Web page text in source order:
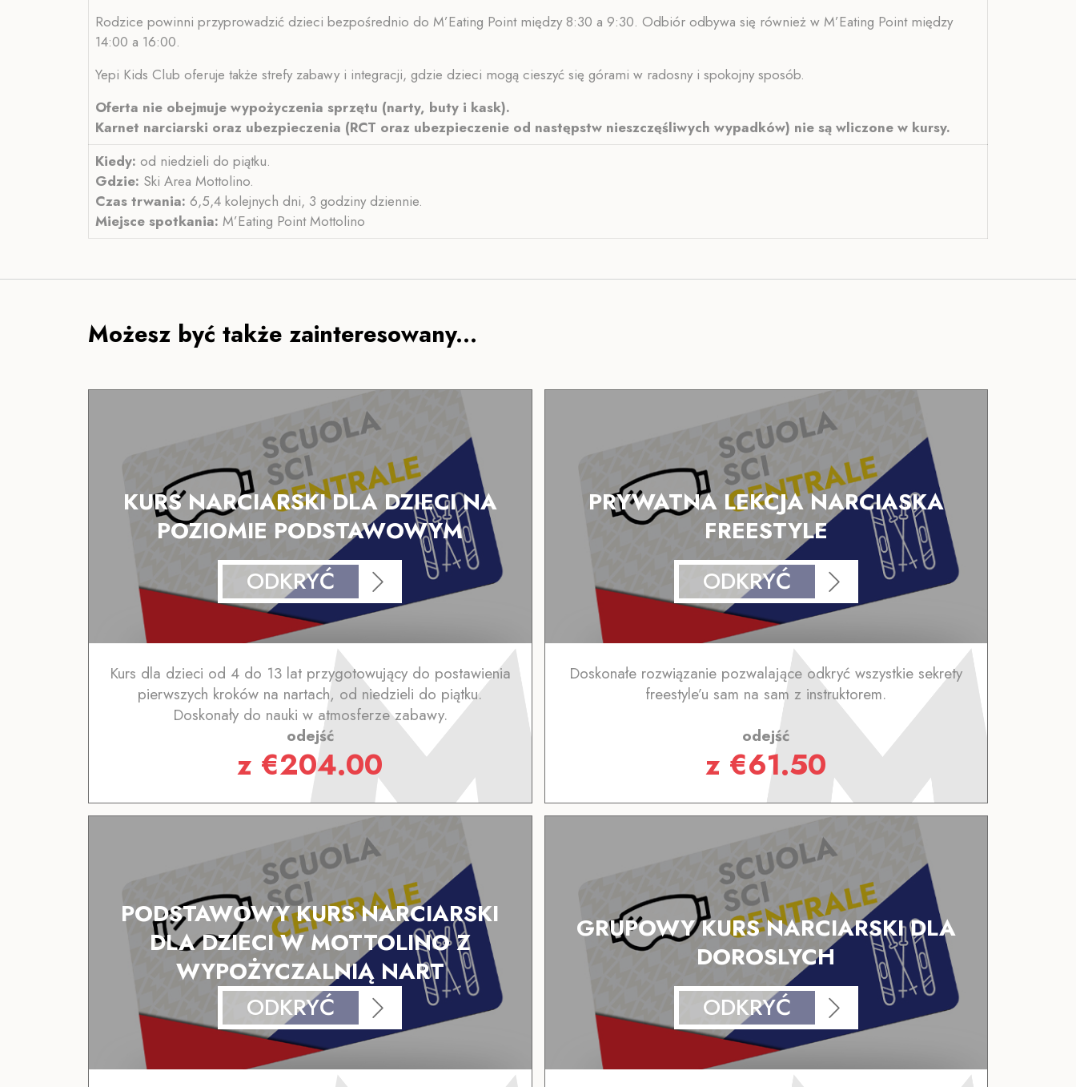
Rodzice powinni przyprowadzić dzieci bezpośrednio do M’Eating Point między 8:30 a 9:30. Odbiór odbywa się również w M’Eating Point między
14:00 a 16:00.
Yepi Kids Club oferuje także strefy zabawy i integracji, gdzie dzieci mogą cieszyć się górami w radosny i spokojny sposób.
Oferta nie obejmuje wypożyczenia sprzętu (narty, buty i kask).
Karnet narciarski oraz ubezpieczenia (RCT oraz ubezpieczenie od następstw nieszczęśliwych wypadków) nie są wliczone w kursy.
Kiedy: od niedzieli do piątku.
Gdzie: Ski Area Mottolino.
Czas trwania: 6,5,4 kolejnych dni, 3 godziny dziennie.
Miejsce spotkania: M’Eating Point Mottolino
Możesz być także zainteresowany...
KURS NARCIARSKI DLA DZIECI NA
POZIOMIE PODSTAWOWYM
ODKRYĆ
Kurs dla dzieci od 4 do 13 lat przygotowujący do postawienia
pierwszych kroków na nartach, od niedzieli do piątku.
Doskonały do nauki w atmosferze zabawy.
odejść
z €204.00
PRYWATNA LEKCJA NARCIASKA
FREESTYLE
ODKRYĆ
Doskonałe rozwiązanie pozwalające odkryć wszystkie sekrety
freestyle’u sam na sam z instruktorem.
odejść
z €61.50
PODSTAWOWY KURS NARCIARSKI
DLA DZIECI W MOTTOLINO Z
WYPOŻYCZALNIĄ NART
ODKRYĆ
GRUPOWY KURS NARCIARSKI DLA
DOROSLYCH
ODKRYĆ